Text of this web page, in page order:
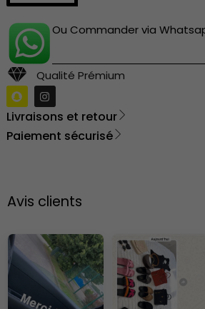
Ou Commander via
Qualité Prémium
Livraisons et retour
Paiement sécurisé
Avis clients